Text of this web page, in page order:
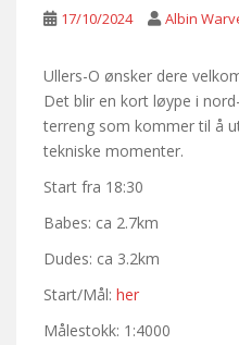
17/10/2024 Albin
Ullers-O ønsker dere
Det blir en kort løype i
terreng som kommer til å
tekniske momenter.
Start fra 18:30
Babes: ca 2.7km
Dudes: ca 3.2km
Start/Mål: her
Målestokk: 1:4000